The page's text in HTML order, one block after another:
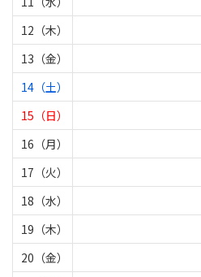
12（木）
13（金）
14（土）
15（日）
16（月）
17（火）
18（水）
19（木）
20（金）